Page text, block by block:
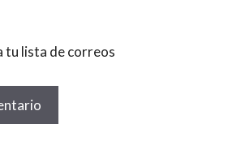
tu lista de correos